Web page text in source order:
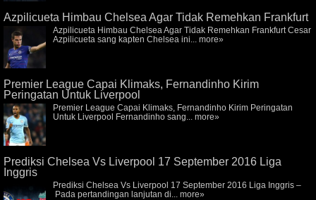
Azpilicueta Himbau Chelsea Agar Tidak Remehkan Frankfurt
Azpilicueta Himbau Chelsea Agar Tidak Remehkan Frankfurt Cesar
Azpilicueta sang kapten Chelsea ini... more»
Premier League Capai Klimaks, Fernandinho Kirim
Peringatan Untuk Liverpool
Premier League Capai Klimaks, Fernandinho Kirim Peringatan
Untuk Liverpool Fernandinho sang... more»
Prediksi Chelsea Vs Liverpool 17 September 2016 Liga
Inggris
Prediksi Chelsea Vs Liverpool 17 September 2016 Liga Inggris –
Pada pertandingan lanjutan di... more»